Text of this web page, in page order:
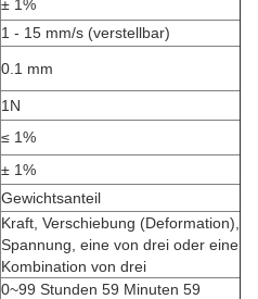
± 1%
1 - 15 mm/s (verstellbar)
0.1 mm
1N
≤ 1%
± 1%
Gewichtsanteil
Kraft, Verschiebung (Deformation),
Spannung, eine von drei oder eine
Kombination von drei
0~99 Stunden 59 Minuten 59